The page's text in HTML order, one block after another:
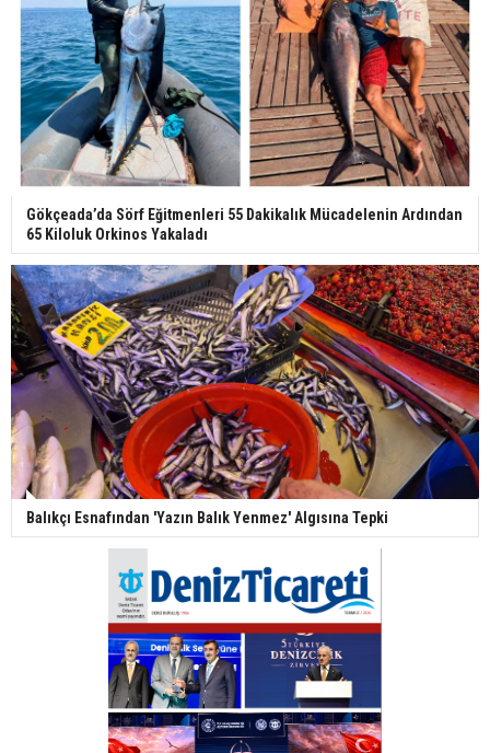
Gökçeada’da Sörf Eğitmenleri 55 Dakikalık Mücadelenin Ardından
65 Kiloluk Orkinos Yakaladı
Balıkçı Esnafından 'Yazın Balık Yenmez' Algısına Tepki